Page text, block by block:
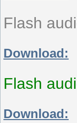
Flash
Download:
Flash
Download: